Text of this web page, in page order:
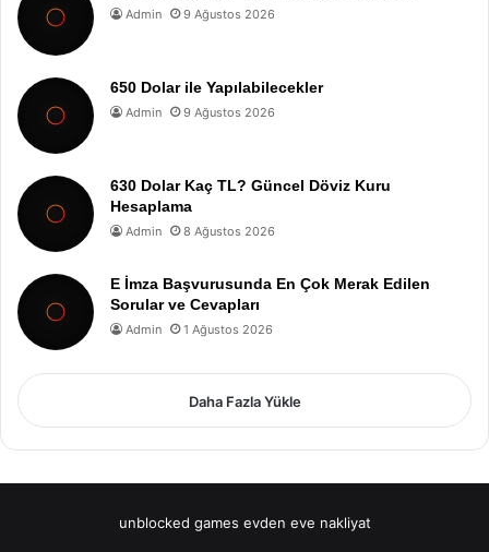
Admin 9 Ağustos 2026
650 Dolar ile Yapılabilecekler
Admin 9 Ağustos 2026
630 Dolar Kaç TL? Güncel Döviz Kuru
Hesaplama
Admin 8 Ağustos 2026
E İmza Başvurusunda En Çok Merak Edilen
Sorular ve Cevapları
Admin 1 Ağustos 2026
Daha Fazla Yükle
unblocked games evden eve nakliyat